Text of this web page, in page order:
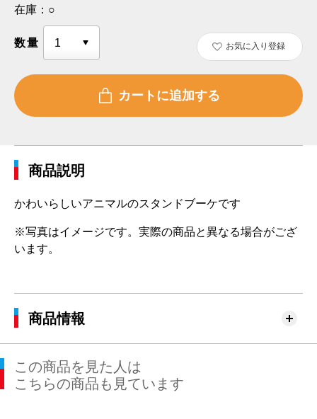
在庫： ○
数量 お気に入り登録
商品説明
かわいらしいアニマルのスタンドブーケです
※写真はイメージです。実際の商品と異なる場合がござ
います。
商品情報
この商品を見た人は
こちらの商品も見ています